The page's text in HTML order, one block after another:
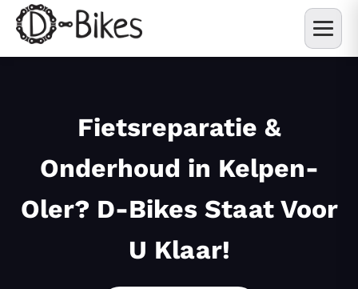
Fietsreparatie &
Onderhoud in Kelpen-
Oler? D-Bikes Staat Voor
U Klaar!